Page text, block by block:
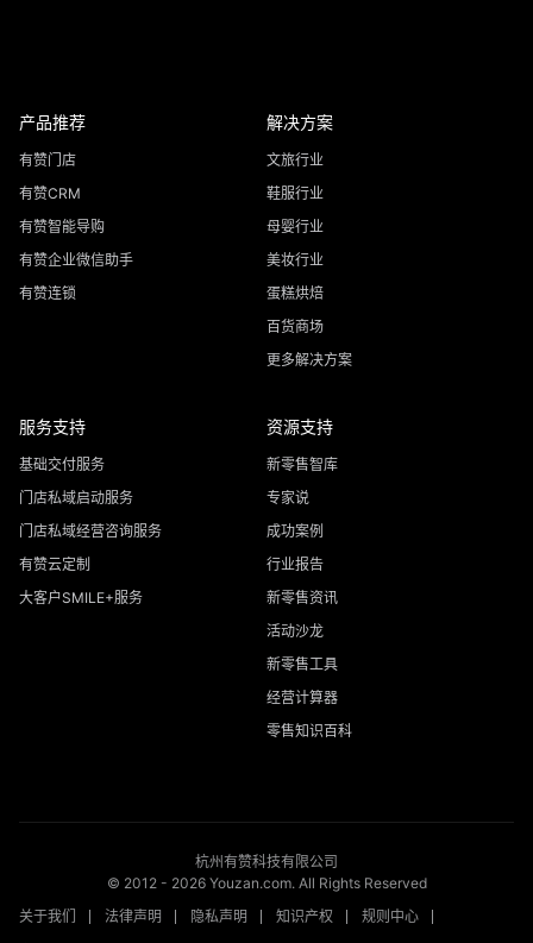
产品推荐
有赞门店
有赞CRM
有赞智能导购
有赞企业微信助手
有赞连锁
解决方案
文旅行业
鞋服行业
母婴行业
美妆行业
蛋糕烘焙
百货商场
更多解决方案
服务支持
基础交付服务
门店私域启动服务
门店私域经营咨询服务
有赞云定制
大客户SMILE+服务
资源支持
新零售智库
专家说
成功案例
行业报告
新零售资讯
活动沙龙
新零售工具
经营计算器
零售知识百科
杭州有赞科技有限公司
© 2012 - 2026Youzan.com. All Rights Reserved
关于我们
法律声明 隐私声明 知识产权
规则中心